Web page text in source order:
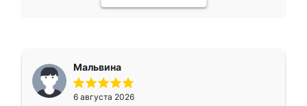
Мальвина
6 августа 2026